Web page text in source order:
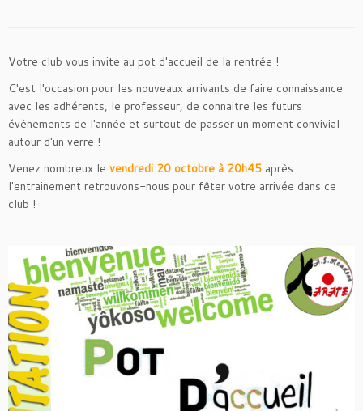
Votre club vous invite au pot d'accueil de la rentrée !
C'est l'occasion pour les nouveaux arrivants de faire connaissance
avec les adhérents, le professeur, de connaitre les futurs
évènements de l'année et surtout de passer un moment convivial
autour d'un verre !
Venez nombreux le vendredi 20 octobre à 20h45 après
l'entrainement retrouvons-nous pour fêter votre arrivée dans ce
club !